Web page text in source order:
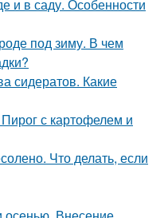
и в саду. Особенности
под зиму. В чем
сидератов. Какие
с картофелем и
Что делать, если